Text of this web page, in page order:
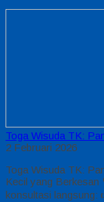
Toga Wisuda TK:
2 Februari 2026
Toga Wisuda TK:
Kecil yang Berkesan
konsultasi langsung: